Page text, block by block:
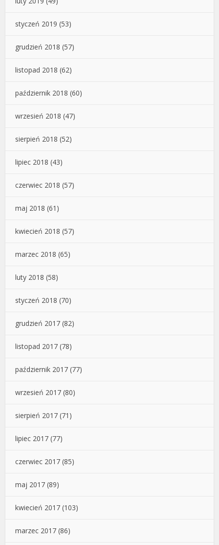
styczeń 2019 (53)
grudzień 2018 (57)
listopad 2018 (62)
październik 2018 (60)
wrzesień 2018 (47)
sierpień 2018 (52)
lipiec 2018 (43)
czerwiec 2018 (57)
maj 2018 (61)
kwiecień 2018 (57)
marzec 2018 (65)
luty 2018 (58)
styczeń 2018 (70)
grudzień 2017 (82)
listopad 2017 (78)
październik 2017 (77)
wrzesień 2017 (80)
sierpień 2017 (71)
lipiec 2017 (77)
czerwiec 2017 (85)
maj 2017 (89)
kwiecień 2017 (103)
marzec 2017 (86)